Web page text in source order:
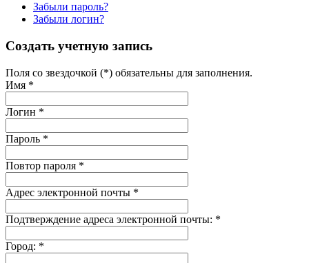
Забыли пароль?
Забыли логин?
Создать учетную запись
Поля со звездочкой (*) обязательны для заполнения.
Имя *
Логин *
Пароль *
Повтор пароля *
Адрес электронной почты *
Подтверждение адреса электронной почты: *
Город: *